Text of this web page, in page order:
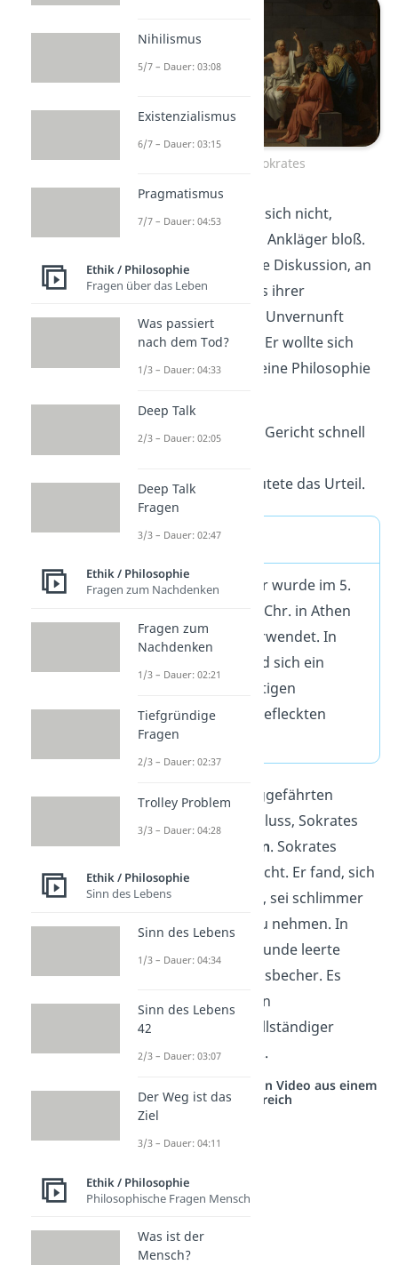
Der Tod von Sokrates
Sokrates entschuldigte sich nicht,
sondern er stellte seine Ankläger bloß.
Er verwickelte sie in eine Diskussion, an
dessen Ende der Beweis ihrer
Gedankenlosigkeit und Unvernunft
stand. Für ihn war klar:
Er wollte sich
nicht stoppen lassen, seine Philosophie
Daraufhin war sich das Gericht schnell
einig: Tod durch den
„Schierlingsbecher “ lautete das Urteil.
Schierlingsbecher
Der Schierlingsbecher wurde im 5.
und 4. Jahrhundert v. Chr. in Athen
bei Hinrichtungen verwendet. In
diesem Becher befand sich ein
Getränk aus einer giftigen
Krautpflanze, dem „Gefleckten
Schierling“.
Seine Freunde und Weggefährten
versuchten bis zum Schluss, Sokrates
zur
Flucht zu überreden. Sokrates
wollte dies allerdings nicht. Er fand, sich
der Strafe zu entziehen, sei schlimmer
als die Strafe auf sich zu nehmen. In
Anwesenheit seiner Freunde leerte
Sokrates den Schierlingsbecher. Es
heißt, dass Sokrates den
Schierlingsbecher in vollständiger
Gelassenheitleer trank.
Studyflix vernetzt: Hier ein Video aus einem
anderen Bereich
Nihilismus
5/7 – Dauer: 03:08
Existenzialismus
6/7 – Dauer: 03:15
Pragmatismus
7/7 – Dauer: 04:53
Ethik / Philosophie
Fragen über das Leben
Was passiert
nach dem Tod?
1/3 – Dauer: 04:33
Deep Talk
2/3 – Dauer: 02:05
Deep Talk
Fragen
3/3 – Dauer: 02:47
Ethik / Philosophie
Fragen zum Nachdenken
Fragen zum
Nachdenken
1/3 – Dauer: 02:21
Tiefgründige
Fragen
2/3 – Dauer: 02:37
Trolley Problem
3/3 – Dauer: 04:28
Ethik / Philosophie
Sinn des Lebens
Sinn des Lebens
1/3 – Dauer: 04:34
Sinn des Lebens
42
2/3 – Dauer: 03:07
Der Weg ist das
Ziel
3/3 – Dauer: 04:11
Ethik / Philosophie
Philosophische Fragen Mensch
Was ist der
Mensch?